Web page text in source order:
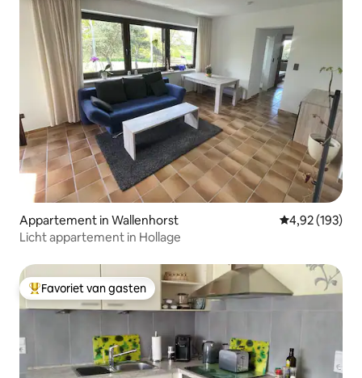
Appartement in Wallenhorst Gemiddelde
4,92 (193)
Licht appartement in Hollage
Topfavoriet van gasten
Favoriet van gasten